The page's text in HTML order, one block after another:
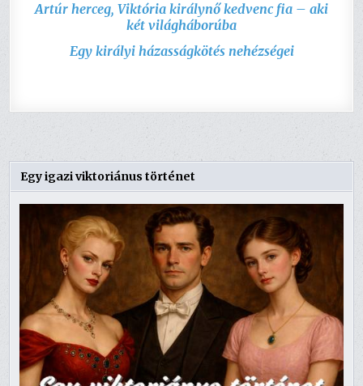
Artúr herceg, Viktória királynő kedvenc fia – aki
két világháborúba
Egy királyi házasságkötés nehézségei
Egy igazi viktoriánus történet